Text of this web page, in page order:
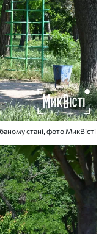
стані, фото МикВісті